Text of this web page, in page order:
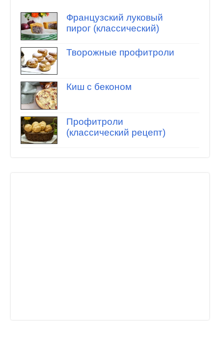
Французский луковый
пирог (классический)
Творожные профитроли
Киш с беконом
Профитроли
(классический рецепт)